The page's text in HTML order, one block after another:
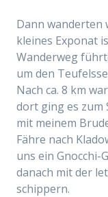
Dann wanderten
kleines Exponat
Wanderweg
um den
Nach ca. 8 km
dort ging es zum
mit meinem
Fähre nach
uns ein Gnocchi-
danach mit der
schippern.